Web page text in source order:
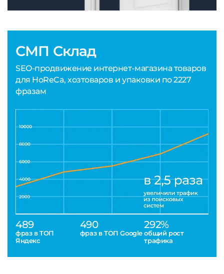
СМП Склад
SEO-продвижение интернет-магазина товаров
для HoReCa, хозтоваров и упаковки по 2227
фразам
489
фраз в ТОП
Яндекс
490
фраз в ТОП Google
292%
общий рост
трафика